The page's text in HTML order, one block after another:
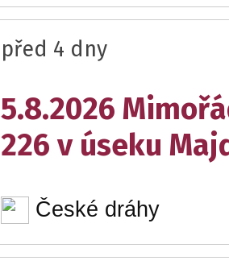
před 4 dny
5.8.2026
226 v úseku
České dráhy